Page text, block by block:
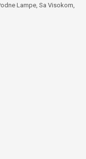
Lampe, Sa Visokom,